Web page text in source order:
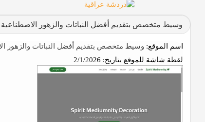
وسيط متخصص بتقديم أفضل النباتات والزهور الاصطناعية
اسم الموقع: وسيط متخصص بتقديم أفضل النباتات والزهور
لقطة شاشة للموقع بتاريخ: